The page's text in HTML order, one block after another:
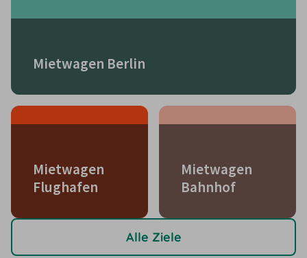
Mietwagen Berlin
Mietwagen
Flughafen
Mietwagen
Bahnhof
Alle Ziele